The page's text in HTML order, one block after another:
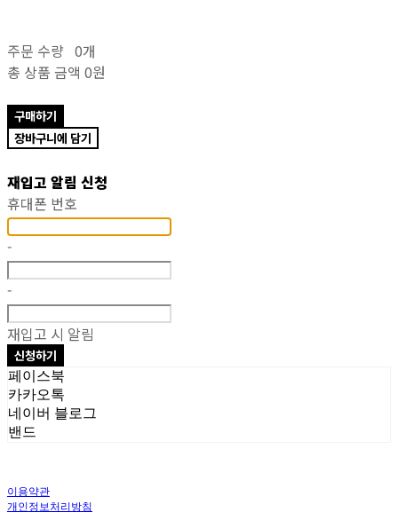
주문 수량 0개
총 상품 금액 0원
구매하기
장바구니에 담기
재입고 알림 신청
휴대폰 번호
-
-
재입고 시 알림
신청하기
페이스북
카카오톡
네이버 블로그
밴드
이용약관
개인정보처리방침